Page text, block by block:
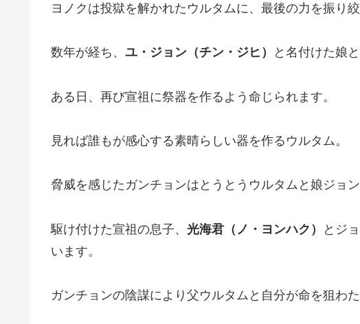
ヨノクは投獄を解かれたウルタムに、最後の力を振り
数年が経ち、 ユ・ジョン（チン・ジヒ） と名付けた娘
ある日、再び宣祖に祭器を作るよう命じられます。
見れば誰もが感心する素晴らしい器を作るウルタム。
脅威を感じたガンチョンはとうとうウルタムと娘ジョ
駆け付けた宣祖の息子、 光海君（ノ・ヨンハク） とジ
います。
ガンチョンの陰謀により父ウルタムと自分が命を狙わ